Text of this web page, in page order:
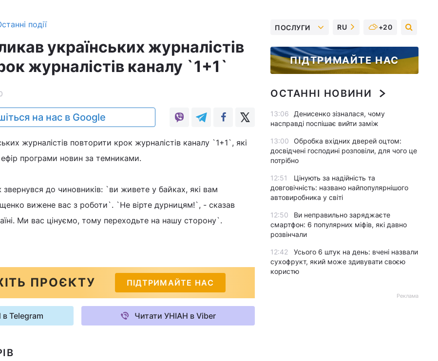
події
українських журналістів
журналістів каналу `1+1`
на нас в Google
журналістів повторити крок журналістів каналу `1+1`, які
програми новин за темниками.
звернувся до чиновників: `ви живете у байках, які вам
вижене вас з роботи`. `Не вірте дурницям!`, - сказав
Ми вас цінуємо, тому переходьте на нашу сторону`.
ПРОЄКТУ ПІДТРИМАЙТЕ НАС
Telegram Читати УНІАН в Viber
ПОСЛУГИ RU +20
ПІДТРИМАЙТЕ НАС
ОСТАННІ НОВИНИ
13:06
Денисенко зізналася, чому
насправді поспішає вийти заміж
13:00
Обробка вхідних дверей оцтом:
досвідчені господині розповіли, для чого це
потрібно
12:51
Цінують за надійність та
довговічність: названо найпопулярнішого
автовиробника у світі
12:50
Ви неправильно заряджаєте
смартфон: 6 популярних міфів, які давно
розвінчали
12:42
Усього 6 штук на день: вчені назвали
сухофрукт, який може здивувати своєю
користю
Реклама